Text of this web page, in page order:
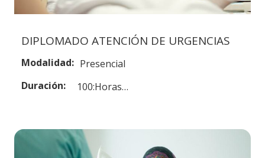
DIPLOMADO ATENCIÓN DE URGENCIAS
Modalidad: Presencial
Duración:
100:Horas…